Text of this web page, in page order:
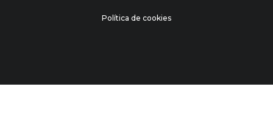
Política de cookies